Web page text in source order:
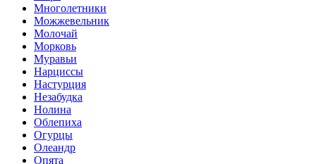
Многолетники
Можжевельник
Молочай
Морковь
Муравьи
Нарциссы
Настурция
Незабудка
Нолина
Облепиха
Огурцы
Олеандр
Опята